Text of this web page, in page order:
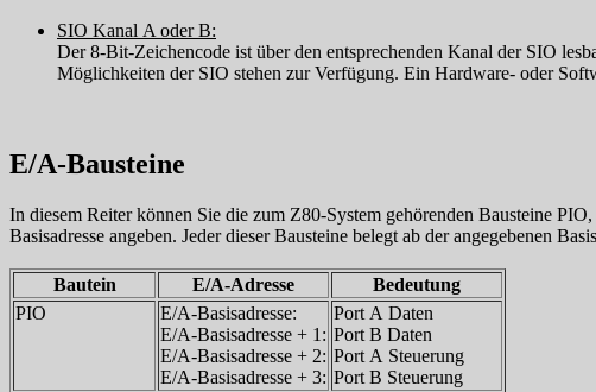
SIO Kanal A oder B:
Der 8-Bit-Zeichencode ist über den entsprechenden Kanal der SIO
Möglichkeiten der SIO stehen zur Verfügung. Ein Hardware- oder
E/A-Bausteine
In diesem Reiter können Sie die zum Z80-System gehörenden Bausteine
Basisadresse angeben. Jeder dieser Bausteine belegt ab der angegebenen
Bautein E/A-Adresse
Bedeutung
PIO
E/A-Basisadresse:
E/A-Basisadresse + 1:
E/A-Basisadresse + 2:
E/A-Basisadresse + 3:
Port A Daten
Port B Daten
Port A Steuerung
Port B Steuerung